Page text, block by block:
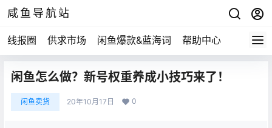
咸鱼导航站
线报圈 供求市场 闲鱼爆款&蓝海词 帮助中心
闲鱼怎么做？新号权重养成小技巧来了！
闲鱼卖货 20年10月17日 0